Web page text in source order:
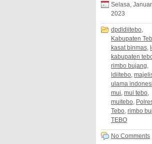
Selasa,
2023
dpdldiitebo
Kabupaten
kasat binmas
kabupaten
rimbo bujang
ldiitebo
ulama
mui mui tebo
muitebo
Tebo rimbo
TEBO
No Comments